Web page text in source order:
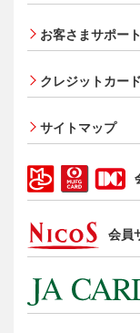
追加できるカー
UnionPay（銀
ETCカード
エクスプレス予
タッチ決済
お客さまサポート
クレジットカー
サイトマップ
特典・サービス
選べるお支払
カードローン
お客さまサポ
会員
特典・サービス
選べるお支払